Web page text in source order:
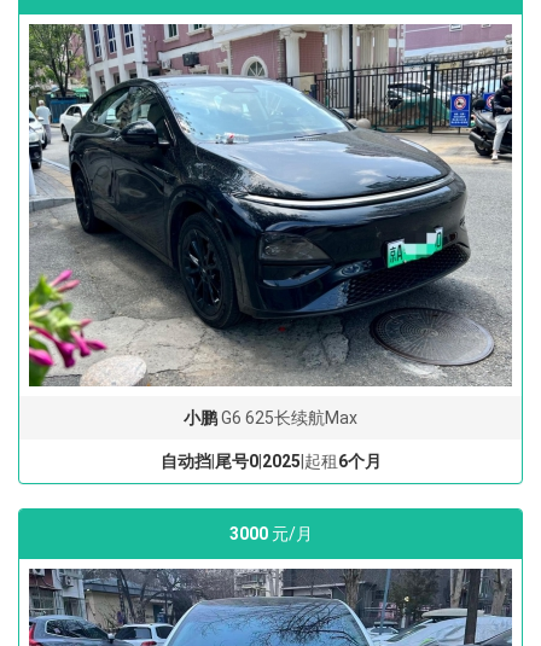
小鹏G6 625长续航Max
自动挡| 尾号0| 2025 |起租6个月
3000元/月